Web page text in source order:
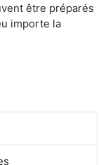
être préparés
importe la